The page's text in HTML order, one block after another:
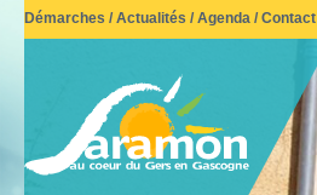
Démarches / Actualités / Agenda / Contact